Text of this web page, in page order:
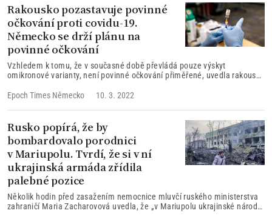
Rakousko pozastavuje povinné
očkování proti covidu-19.
Německo se drží plánu na
povinné očkování
Vzhledem k tomu, že v současné době převládá pouze výskyt
omikronové varianty, není povinné očkování přiměřené, uvedla rakouská
základních práv by podle ní nebyl v tuto chvíli oprávněný. Bez ohledu na
Epoch Times Německo 10. 3. 2022
Rusko popírá, že by
bombardovalo porodnici
v Mariupolu. Tvrdí, že si v ní
ukrajinská armáda zřídila
palebné pozice
Několik hodin před zasažením nemocnice mluvčí ruského ministerstva
zahraničí Maria Zacharovová uvedla, že „v Mariupolu ukrajinské národní